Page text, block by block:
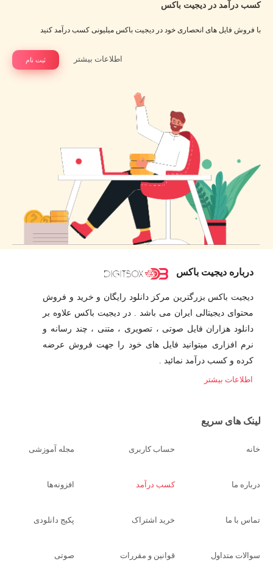
کسب درآمد در دیجیت باکس
با فروش فایل های انحصاری خود در دیجیت باکس میلیونی کسب درآمد کنید
ثبت نام اطلاعات بیشتر
درباره دیجیت باکس
دیجیت باکس بزرگترین مرکز دانلود رایگان و خرید و فروش
محتوای دیجیتالی ایران می باشد . در دیجیت باکس علاوه بر
دانلود هزاران فایل صوتی ، تصویری ، متنی ، چند رسانه و
نرم افزاری میتوانید فایل های خود را جهت فروش عرضه
کرده و کسب درآمد نمائید .
اطلاعات بیشتر
لینک های سریع
خانه
درباره ما
تماس با ما
سوالات متداول
حساب کاربری
کسب درآمد
خرید اشتراک
قوانین و مقررات
مجله آموزشی
افزونه‌ها
پکیج دانلودی
صوتی